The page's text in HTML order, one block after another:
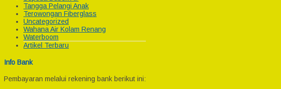
Tangga Pelangi Anak
Terowongan Fiberglass
Uncategorized
Wahana Air Kolam Renang
Waterboom
Artikel Terbaru
Info Bank
Pembayaran melalui rekening bank berikut ini: